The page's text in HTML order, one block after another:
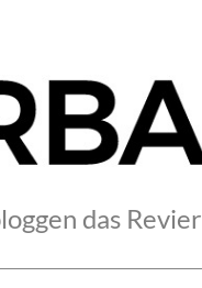
das Revier